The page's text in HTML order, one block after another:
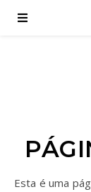
Esta é uma página de exemplo. É diferente de um post no